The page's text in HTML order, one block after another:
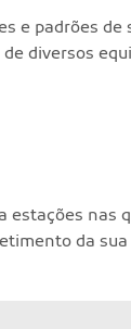
padrões
diversos
estações nas
da